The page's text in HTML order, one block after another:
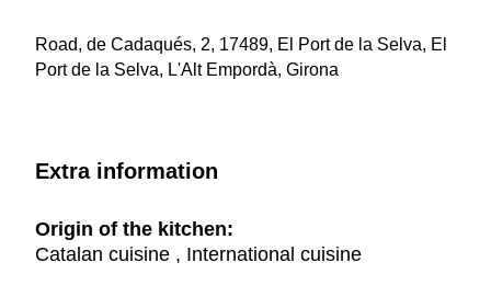
Road, de Cadaqués, 2, 17489, El Port de la Selva, El
Port de la Selva, L'Alt Empordà, Girona
Extra information
Origin of the kitchen:
Catalan cuisine , International cuisine